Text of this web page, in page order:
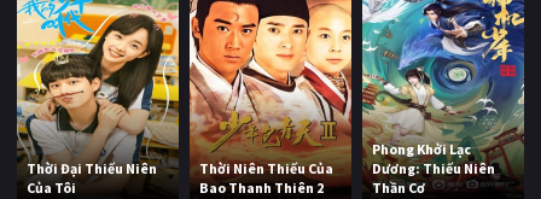
Thời Đại Thiếu Niên
Của Tôi
Thời Niên Thiếu Của
Bao Thanh Thiên 2
Phong Khởi Lạc
Dương: Thiếu Niên
Thần Cơ